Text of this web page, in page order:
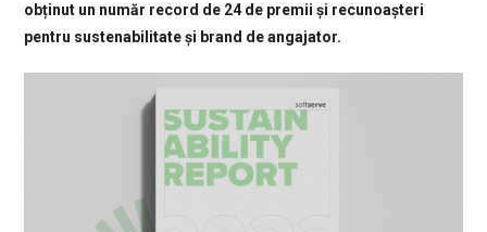
obținut un număr record de 24 de premii și recunoașteri
pentru sustenabilitate și brand de angajator.